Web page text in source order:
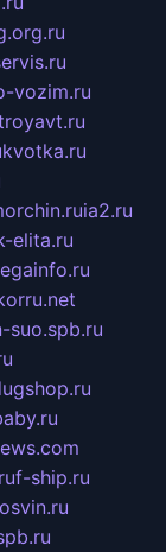
vozim.ru
kvotka.ru
ia2.ru
elita.ru
suo.spb.ru
f-ship.ru